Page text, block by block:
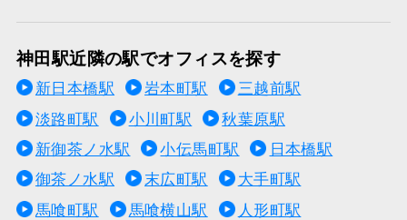
神田駅近隣の駅でオフィスを探す
新日本橋駅 岩本町駅
三越前駅
淡路町駅
小川町駅
秋葉原駅
新御茶ノ水駅
小伝馬町駅
日本橋駅
御茶ノ水駅
末広町駅
大手町駅
馬喰町駅
馬喰横山駅
人形町駅